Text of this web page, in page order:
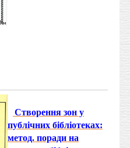
Створення зон у
публічних бібліотеках:
метод. поради на